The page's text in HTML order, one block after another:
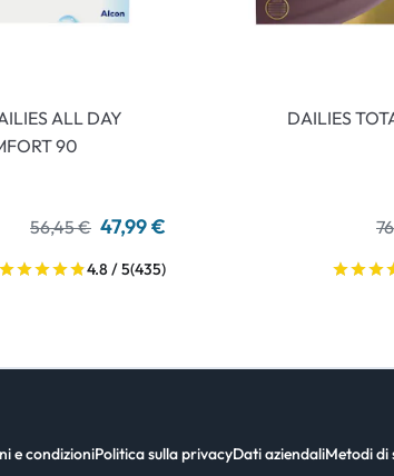
ALL DAY
90
56,45 € 47,99 €
4.8 / 5(435)
DAILIES
e condizioniPolitica sulla privacyDati aziendaliMetodi di